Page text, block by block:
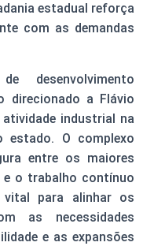
estadual reforça
com as demandas
desenvolvimento
direcionado a Flávio
industrial na
estado. O complexo
entre os maiores
e o trabalho contínuo
para alinhar os
as necessidades
e as expansões